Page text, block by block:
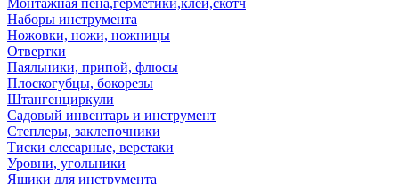
Монтажная пена,герметики,клей,скотч
Наборы инструмента
Ножовки, ножи, ножницы
Отвертки
Паяльники, припой, флюсы
Плоскогубцы, бокорезы
Штангенциркули
Садовый инвентарь и инструмент
Степлеры, заклепочники
Тиски слесарные, верстаки
Уровни, угольники
Ящики для инструмента